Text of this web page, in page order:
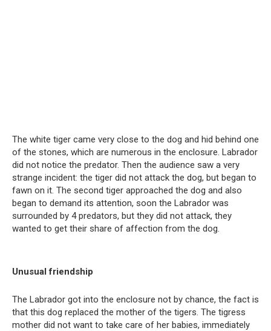
The white tiger came very close to the dog and hid behind one
of the stones, which are numerous in the enclosure. Labrador
did not notice the predator. Then the audience saw a very
strange incident: the tiger did not attack the dog, but began to
fawn on it. The second tiger approached the dog and also
began to demand its attention, soon the Labrador was
surrounded by 4 predators, but they did not attack, they
wanted to get their share of affection from the dog.
Unusual friendship
The Labrador got into the enclosure not by chance, the fact is
that this dog replaced the mother of the tigers. The tigress
mother did not want to take care of her babies, immediately